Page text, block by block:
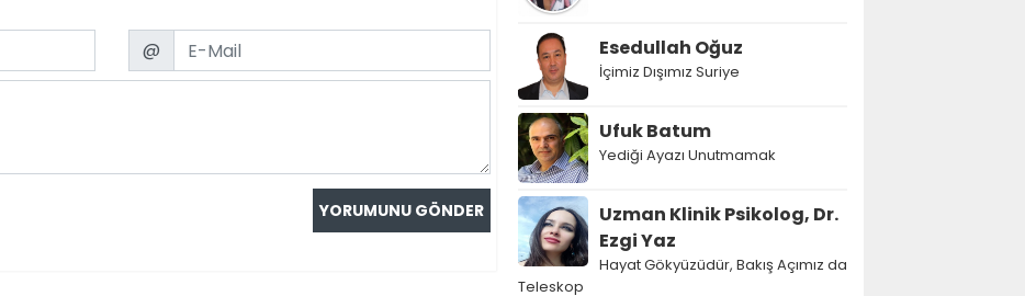
Email
@ Esedullah Oğuz
İçimiz Dışımız Suriye
Ufuk Batum
Yediği Ayazı Unutmamak
Uzman Klinik Psikolog, Dr.
Ezgi Yaz
Hayat Gökyüzüdür, Bakış Açımız da
Teleskop